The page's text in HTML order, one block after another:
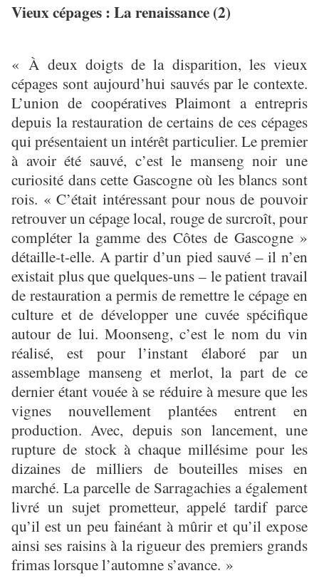
Vieux cépages : La renaissance (2)
« À deux doigts de la disparition, les vieux
cépages sont aujourd’hui sauvés par le contexte.
L’union de coopératives Plaimont a entrepris
depuis la restauration de certains de ces cépages
qui présentaient un intérêt particulier. Le premier
à avoir été sauvé, c’est le manseng noir une
curiosité dans cette Gascogne où les blancs sont
rois. « C’était intéressant pour nous de pouvoir
retrouver un cépage local, rouge de surcroît, pour
compléter la gamme des Côtes de Gascogne »
détaille-t-elle. A partir d’un pied sauvé – il n’en
existait plus que quelques-uns – le patient travail
de restauration a permis de remettre le cépage en
culture et de développer une cuvée spécifique
autour de lui. Moonseng, c’est le nom du vin
réalisé, est pour l’instant élaboré par un
assemblage manseng et merlot, la part de ce
dernier étant vouée à se réduire à mesure que les
vignes nouvellement plantées entrent en
production. Avec, depuis son lancement, une
rupture de stock à chaque millésime pour les
dizaines de milliers de bouteilles mises en
marché. La parcelle de Sarragachies a également
livré un sujet prometteur, appelé tardif parce
qu’il est un peu fainéant à mûrir et qu’il expose
ainsi ses raisins à la rigueur des premiers grands
frimas lorsque l’automne s’avance. »